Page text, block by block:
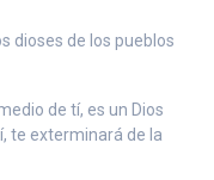
dioses de los pueblos
de tí, es un Dios
te exterminará de la